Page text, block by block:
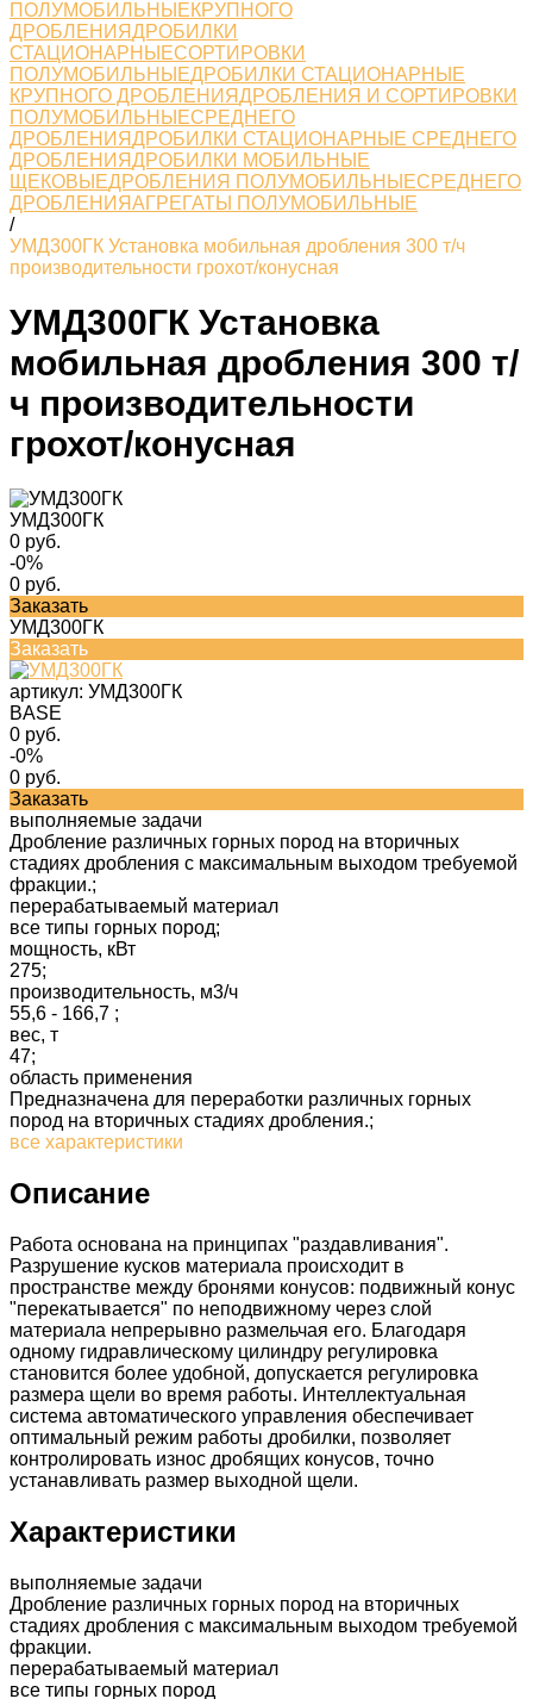
ПОЛУМОБИЛЬНЫЕКРУПНОГО
ДРОБЛЕНИЯДРОБИЛКИ
СТАЦИОНАРНЫЕСОРТИРОВКИ
ПОЛУМОБИЛЬНЫЕДРОБИЛКИ СТАЦИОНАРНЫЕ
КРУПНОГО ДРОБЛЕНИЯДРОБЛЕНИЯ И СОРТИРОВКИ
ПОЛУМОБИЛЬНЫЕСРЕДНЕГО
ДРОБЛЕНИЯДРОБИЛКИ СТАЦИОНАРНЫЕ СРЕДНЕГО
ДРОБЛЕНИЯДРОБИЛКИ МОБИЛЬНЫЕ
ЩЕКОВЫЕДРОБЛЕНИЯ ПОЛУМОБИЛЬНЫЕСРЕДНЕГО
ДРОБЛЕНИЯАГРЕГАТЫ ПОЛУМОБИЛЬНЫЕ
/
УМД300ГК Установка мобильная дробления 300 т/ч
производительности грохот/конусная
УМД300ГК Установка
мобильная дробления 300 т/
ч производительности
грохот/конусная
УМД300ГК
0 руб.
-0%
0 руб.
Заказать
УМД300ГК
Заказать
артикул: УМД300ГК
BASE
0 руб.
-0%
0 руб.
Заказать
выполняемые задачи
Дробление различных горных пород на вторичных
стадиях дробления с максимальным выходом требуемой
фракции.;
перерабатываемый материал
все типы горных пород;
мощность, кВт
275;
производительность, м3/ч
55,6 - 166,7 ;
вес, т
47;
область применения
Предназначена для переработки различных горных
пород на вторичных стадиях дробления.;
все характеристики
Описание
Работа основана на принципах "раздавливания".
Разрушение кусков материала происходит в
пространстве между бронями конусов: подвижный конус
"перекатывается" по неподвижному через слой
материала непрерывно размельчая его. Благодаря
одному гидравлическому цилиндру регулировка
становится более удобной, допускается регулировка
размера щели во время работы. Интеллектуальная
система автоматического управления обеспечивает
оптимальный режим работы дробилки, позволяет
контролировать износ дробящих конусов, точно
устанавливать размер выходной щели.
Характеристики
выполняемые задачи
Дробление различных горных пород на вторичных
стадиях дробления с максимальным выходом требуемой
фракции.
перерабатываемый материал
все типы горных пород